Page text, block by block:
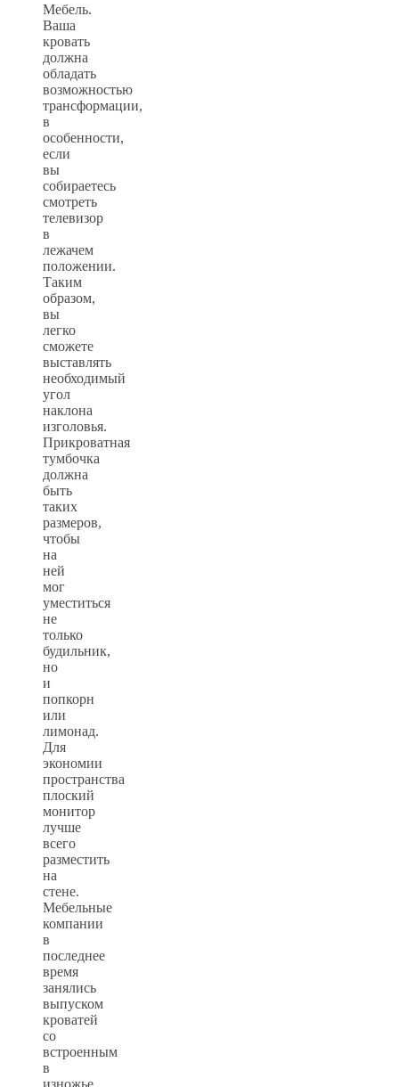
Мебель.
Ваша
кровать
должна
обладать
возможностью
трансформации,
в
особенности,
если
вы
собираетесь
смотреть
телевизор
в
лежачем
положении.
Таким
образом,
вы
легко
сможете
выставлять
необходимый
угол
наклона
изголовья.
Прикроватная
тумбочка
должна
быть
таких
размеров,
чтобы
на
ней
мог
уместиться
не
только
будильник,
но
и
попкорн
или
лимонад.
Для
экономии
пространства
плоский
монитор
лучше
всего
разместить
на
стене.
Мебельные
компании
в
последнее
время
занялись
выпуском
кроватей
со
встроенным
в
изножье